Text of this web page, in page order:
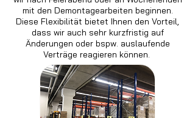
mit den Demontagearbeiten beginnen.
Diese Flexibilität bietet Ihnen den Vorteil,
dass wir auch sehr kurzfristig auf
Änderungen oder bspw. auslaufende
Verträge reagieren können.